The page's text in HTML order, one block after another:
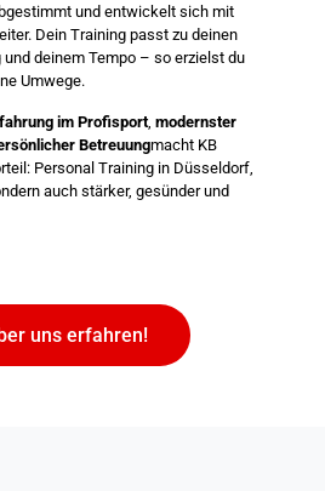
und entwickelt sich mit
Dein Training passt zu deinen
deinem Tempo – so erzielst du
Umwege.
im Profisport modernster
Betreuungmacht KB
Personal Training in Düsseldorf,
auch stärker, gesünder und
uns erfahren!